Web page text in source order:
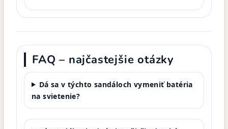
FAQ – najčastejšie otázky
Dá sa v týchto sandáloch vymeniť batéria
na svietenie?